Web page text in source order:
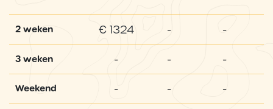
2 weken € 1324 - -
3 weken - - -
Weekend - - -